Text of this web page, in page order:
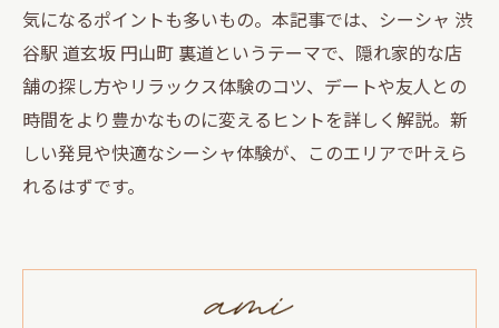
気になるポイントも多いもの。本記事では、シーシャ 渋
谷駅 道玄坂 円山町 裏道というテーマで、隠れ家的な店
舗の探し方やリラックス体験のコツ、デートや友人との
時間をより豊かなものに変えるヒントを詳しく解説。新
しい発見や快適なシーシャ体験が、このエリアで叶えら
れるはずです。